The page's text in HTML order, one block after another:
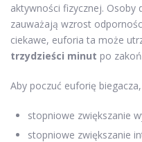
aktywności fizycznej. Osoby
zauważają wzrost
ciekawe, euforia ta może
trzydzieści minut po
Aby poczuć euforię
stopniowe zwiększanie
stopniowe zwiększanie